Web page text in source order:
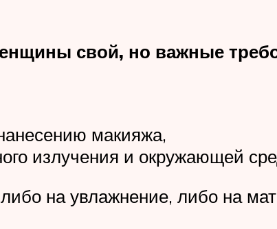
свой, но важные
макияжа,
излучения и окружающей
на увлажнение, либо на